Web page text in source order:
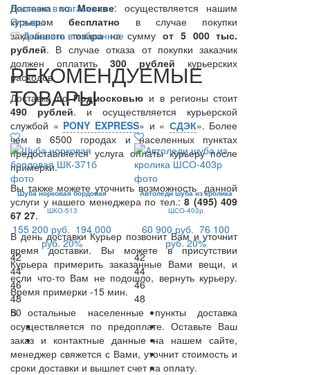
Доставка поМоскве: осуществляется нашим
курьеромбесплатно в случае покупки
заказанного товара на суммуот 5 000 тыс.
рублей. В случае отказа от покупки заказчик
должен оплатить300 рублей курьерских
расходов.
Доставка поПодмосковью и в регионы стоит
490 рублей. и осуществляется курьерской
службой « PONY EXPRESS» и « СДЭК». Более
чем в 6500 городах и населенных пунктах
предоставляется услуга оплаты курьеру после
примерки.
Вы также можете уточнить возможность данной
услуги у нашего менеджера по тел.:8 (495) 409
67 27.
В день доставки Курьер позвонит Вам и уточнит
время доставки. Вы можете в присутствии
Курьера примерить заказанные Вами вещи, и
если что-то Вам не подошло, вернуть курьеру.
Время примерки -15 мин.
В остальные населенные пункты доставка
осуществляется по предоплате. Оставьте Ваш
заказ и контактные данные на нашем сайте,
менеджер свяжется с Вами, уточнит стоимость и
сроки доставки и вышлет счет на оплату.
Наличие в магазинах
Отзывы
Добавить в избранное
РЕКОМЕНДУЕМЫЕ
ТОВАРЫ
Шуба норковая бордовая
ШКО-513
155 200 руб. 194 000
руб. 20%
42
44
46
48
50
Автоледи шуба из кролика
ШСО-403р
60 900 руб. 76 100
руб. 20%
42
44
46
48